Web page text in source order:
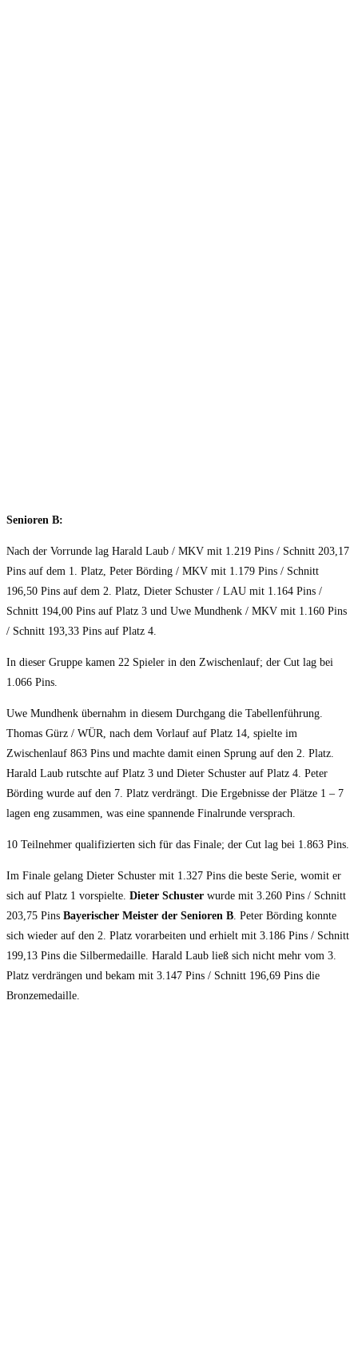
Senioren B:
Nach der Vorrunde lag Harald Laub / MKV mit 1.219 Pins / Schnitt 203,17
Pins auf dem 1. Platz, Peter Börding / MKV mit 1.179 Pins / Schnitt
196,50 Pins auf dem 2. Platz, Dieter Schuster / LAU mit 1.164 Pins /
Schnitt 194,00 Pins auf Platz 3 und Uwe Mundhenk / MKV mit 1.160 Pins
/ Schnitt 193,33 Pins auf Platz 4.
In dieser Gruppe kamen 22 Spieler in den Zwischenlauf; der Cut lag bei
1.066 Pins.
Uwe Mundhenk übernahm in diesem Durchgang die Tabellenführung.
Thomas Gürz / WÜR, nach dem Vorlauf auf Platz 14, spielte im
Zwischenlauf 863 Pins und machte damit einen Sprung auf den 2. Platz.
Harald Laub rutschte auf Platz 3 und Dieter Schuster auf Platz 4. Peter
Börding wurde auf den 7. Platz verdrängt. Die Ergebnisse der Plätze 1 – 7
lagen eng zusammen, was eine spannende Finalrunde versprach.
10 Teilnehmer qualifizierten sich für das Finale; der Cut lag bei 1.863 Pins.
Im Finale gelang Dieter Schuster mit 1.327 Pins die beste Serie, womit er
sich auf Platz 1 vorspielte. Dieter Schuster wurde mit 3.260 Pins / Schnitt
203,75 Pins Bayerischer Meister der Senioren B. Peter Börding konnte
sich wieder auf den 2. Platz vorarbeiten und erhielt mit 3.186 Pins / Schnitt
199,13 Pins die Silbermedaille. Harald Laub ließ sich nicht mehr vom 3.
Platz verdrängen und bekam mit 3.147 Pins / Schnitt 196,69 Pins die
Bronzemedaille.